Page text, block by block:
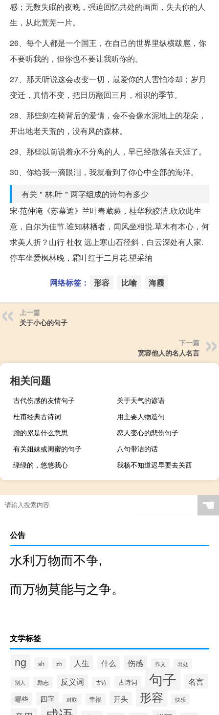
感；无数失眠的夜晚，强迫回忆共处的画面，失去你的人
生，从此荒芜一片。
26、每个人都是一个国王，在自己的世界里纵横跋扈，你
不要听我的，但你也不要让我听你的。
27、那天听说这会改变一切，最爱你的人害怕冷却；岁月
变迁，真情不变，把日历翻回三月，相识的季节。
28、那些刻在椅背后的爱情，会不会像水泥地上的花朵，
开出地老天荒的，没有风的森林。
29、那些以前说着永不分离的人，早已经散落在天涯了。
30、你给我一滴眼泪，我就看到了你心中全部的海洋。
有关＂林,叶＂两字组成的诗句有多少
宋·范仲淹《苏幕遮》兰叶春葳蕤，桂华秋皎洁.欣欣此生
意，自尔为佳节.谁知林栖者，闻风坐相悦.草木有本心，何
求美人折？山行 杜牧 远上寒山石径斜，白云深处有人家.
停车坐爱枫林晚，霜叶红于二月花.望采纳
网络标签： 形容 比喻 海霞
上一篇
关于小心的句子
下一篇
宽容他人的名人名言
相关问题
古代伤感的友情句子
关于天气的谚语
杜甫经典古诗词
用主要人物造句
蹭的累是什么意思
恋人变心的悲伤句子
有关姐妹或闺蜜的句子
八句带洁的话
绿绿的，悠悠我心
我杨不知道迟早要去关西
☚
公告
水利万物而不争,
而万物莫能与之争。
文学标签
ng sh zh 人生 什么 伤感 作文 出处
别人 励志 反义词 古诗 古诗词 句子 名言
哪些 四字 对联 幸福 开头 形容 快乐